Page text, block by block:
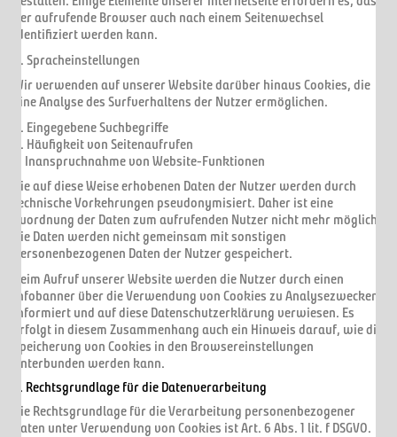
der aufrufende Browser auch nach einem Seitenwechsel
identifiziert werden kann.
a. Spracheinstellungen
Wir verwenden auf unserer Website darüber hinaus Cookies, die
eine Analyse des Surfverhaltens der Nutzer ermöglichen.
a. Eingegebene Suchbegriffe
b. Häufigkeit von Seitenaufrufen
c. Inanspruchnahme von Website-Funktionen
Die auf diese Weise erhobenen Daten der Nutzer werden durch
technische Vorkehrungen pseudonymisiert. Daher ist eine
Zuordnung der Daten zum aufrufenden Nutzer nicht mehr möglich.
Die Daten werden nicht gemeinsam mit sonstigen
personenbezogenen Daten der Nutzer gespeichert.
Beim Aufruf unserer Website werden die Nutzer durch einen
Infobanner über die Verwendung von Cookies zu Analysezwecken
informiert und auf diese Datenschutzerklärung verwiesen. Es
erfolgt in diesem Zusammenhang auch ein Hinweis darauf, wie die
Speicherung von Cookies in den Browsereinstellungen
unterbunden werden kann.
2. Rechtsgrundlage für die Datenverarbeitung
Die Rechtsgrundlage für die Verarbeitung personenbezogener
Daten unter Verwendung von Cookies ist Art. 6 Abs. 1 lit. f DSGVO.